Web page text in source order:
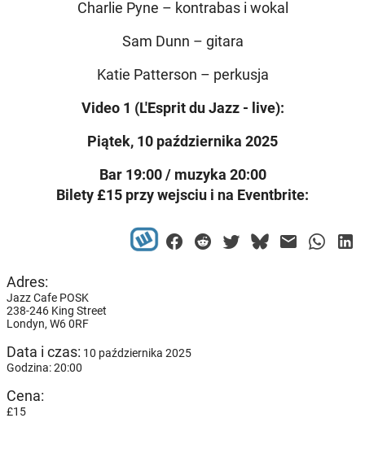
Charlie Pyne – kontrabas i wokal
Sam Dunn – gitara
Katie Patterson – perkusja
Video 1 (L'Esprit du Jazz - live):
Piątek, 10 października 2025
Bar 19:00 / muzyka 20:00
Bilety £15 przy wejsciu i na Eventbrite:
Adres:
Jazz Cafe POSK
238-246 King Street
Londyn, W6 0RF
Data i czas: 10 października 2025
Godzina: 20:00
Cena:
£15